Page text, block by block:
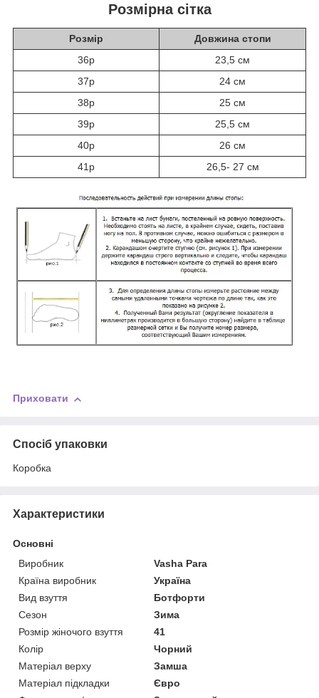
Розмірна сітка
Розмір
Довжина стопи
36р
23,5 см
37р
24 см
38р
25 см
39р
25,5 см
40р
26 см
41р
26,5- 27 см
Приховати
Спосіб упаковки
Коробка
Характеристики
Основні
Виробник
Vasha Para
Країна виробник
Україна
Вид взуття
Ботфорти
Сезон
Зима
Розмір жіночого взуття
41
Колір
Чорний
Матеріал верху
Замша
Матеріал підкладки
Євро